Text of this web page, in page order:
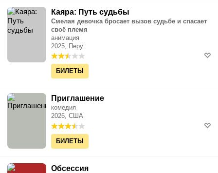
Каяра: Путь судьбы
Смелая девочка бросает вызов судьбе и спасает
своё племя
анимация
2025, Перу
БИЛЕТЫ
Приглашение
комедия
2026, США
БИЛЕТЫ
Обсессия